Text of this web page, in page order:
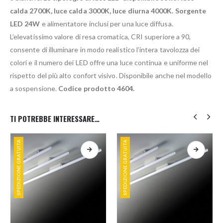
calda 2700K, luce calda 3000K, luce diurna 4000K. Sorgente
LED 24W e alimentatore inclusi per una luce diffusa.
L’elevatissimo valore di resa cromatica, CRI superiore a 90,
consente di illuminare in modo realistico l’intera tavolozza dei
colori e il numero dei LED offre una luce continua e uniforme nel
rispetto del più alto confort visivo. Disponibile anche nel modello
a sospensione. Codice prodotto 4604.
TI POTREBBE INTERESSARE…
SPEDIZIONE GRATUITA SPEDIZIONE GRATUITA